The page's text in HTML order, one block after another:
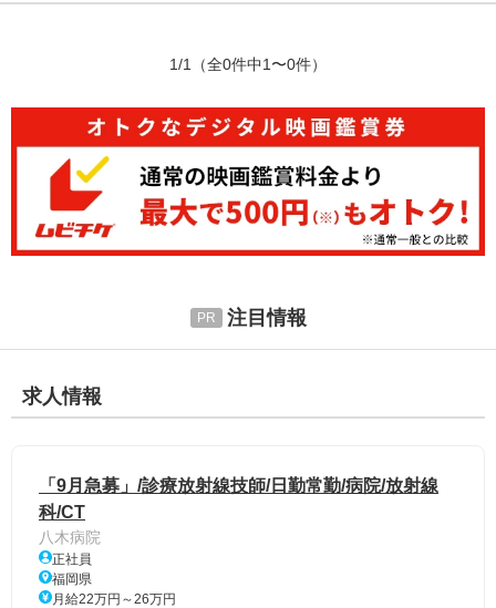
1/1 （全0件中1〜0件）
注目情報
求人情報
「9月急募」/診療放射線技師/日勤常勤/病院/放射線
科/CT
八木病院
正社員
福岡県
月給22万円～26万円